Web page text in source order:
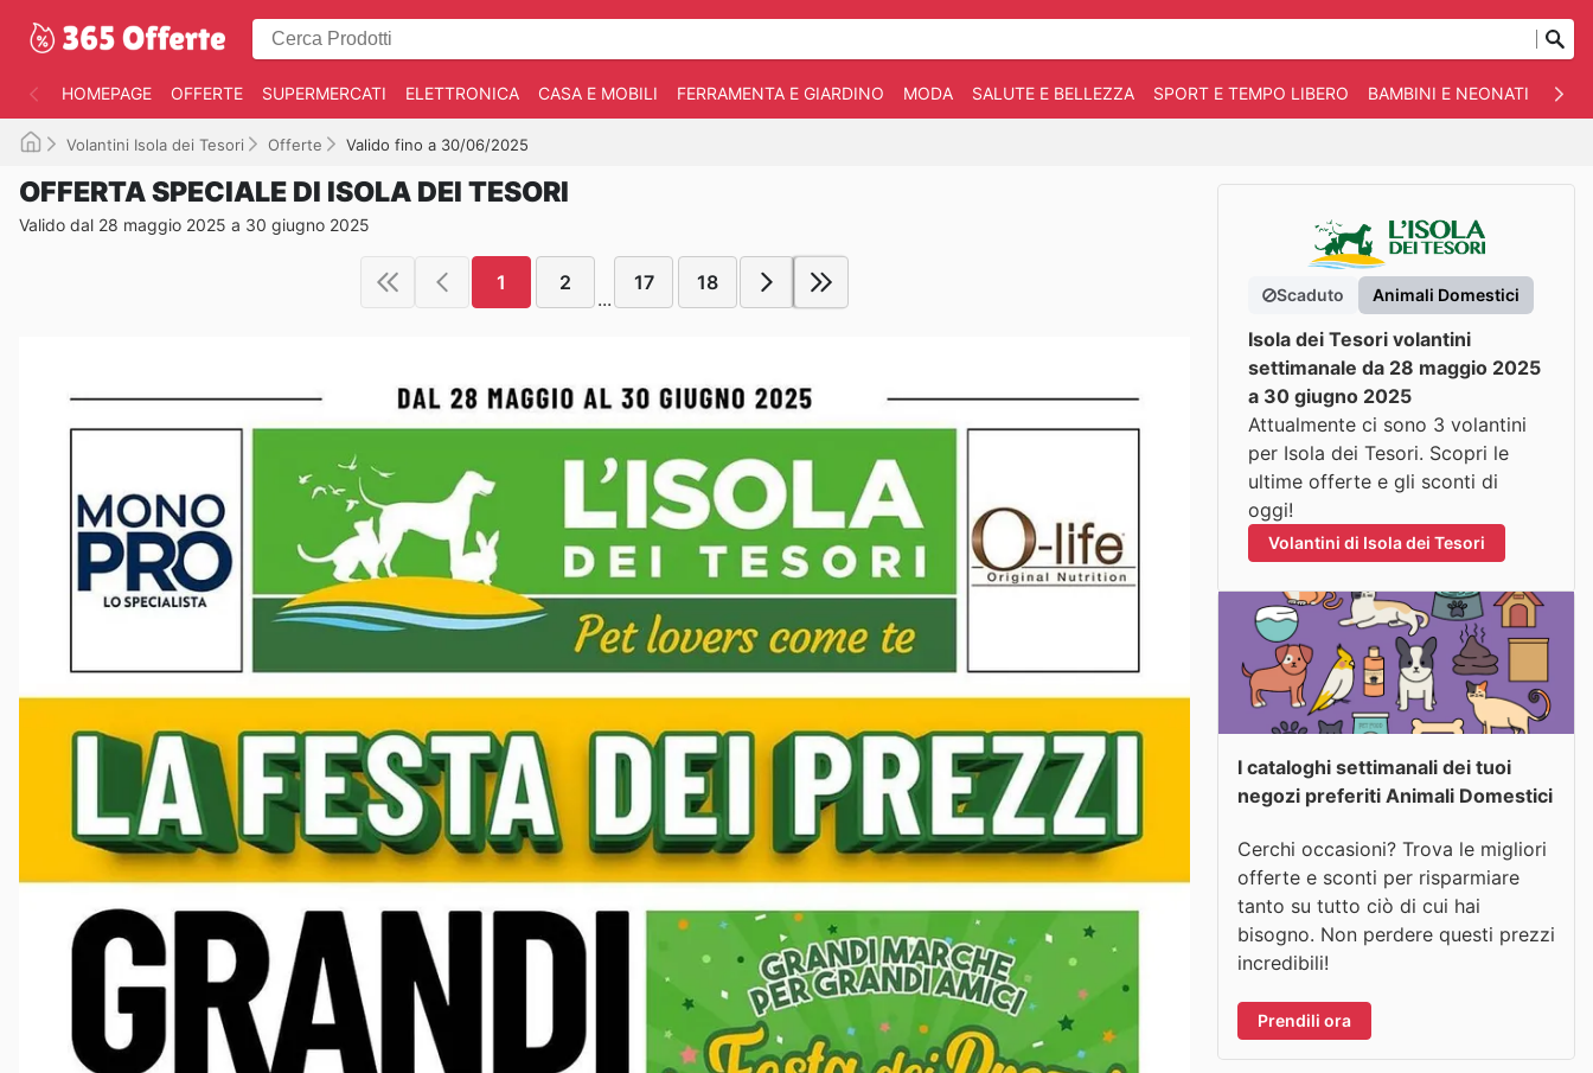
HOMEPAGE OFFERTE SUPERMERCATI ELETTRONICA CASA E MOBILI FERRAMENTA E GIARDINO MODA SALUTE E BELLEZZA SPORT E TEMPO LIBERO BAMBINI E NEONATI
Volantini Isola dei Tesori Offerte Valido fino a 30/06/2025
OFFERTA SPECIALE DI ISOLA DEI TESORI
Valido dal 28 maggio 2025 a 30 giugno 2025
1 2
...
17 18
Scaduto Animali Domestici
Isola dei Tesori volantini
settimanale da 28 maggio 2025
a 30 giugno 2025
Attualmente ci sono 3 volantini
per Isola dei Tesori. Scopri le
ultime offerte e gli sconti di
oggi!
Volantini di Isola dei Tesori
I cataloghi settimanali dei tuoi
negozi preferiti Animali Domestici
Cerchi occasioni? Trova le migliori
offerte e sconti per risparmiare
tanto su tutto ciò di cui hai
bisogno. Non perdere questi prezzi
incredibili!
Prendili ora